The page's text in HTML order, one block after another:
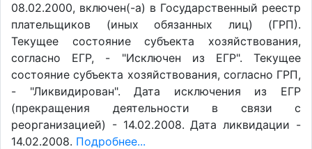
08.02.2000, включен(-a) в Государственный реестр
плательщиков (иных обязанных лиц) (ГРП).
Текущее состояние субъекта хозяйствования,
согласно ЕГР, - "Исключен из ЕГР". Текущее
состояние субъекта хозяйствования, согласно ГРП,
- "Ликвидирован". Дата исключения из ЕГР
(прекращения деятельности в связи с
реорганизацией) - 14.02.2008. Дата ликвидации -
14.02.2008. Подробнее...